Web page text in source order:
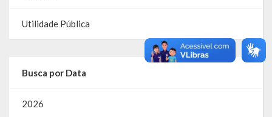
Apresentação
Emendas Parlament. EC 105 FNS
Utilidade Pública
Busca por Data
2026